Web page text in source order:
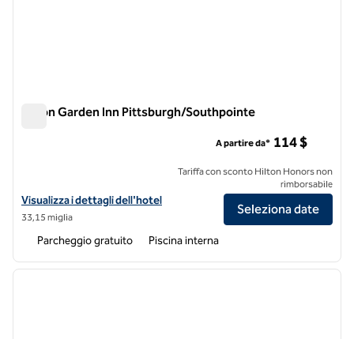
Hilton Garden Inn Pittsburgh/Southpointe
Visualizza i dettagli dell'hotel Hilton Garden Inn Pittsburgh/
Visualizza i dettagli dell'hotel
33,15 miglia
A partire da* 114 $
Tariffa con sconto Hilton Honors non
rimborsabile
Seleziona date
Parcheggio gratuito Piscina interna
1 di 12